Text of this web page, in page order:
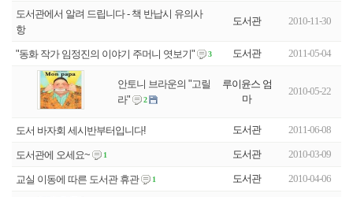
도서관에서 알려 드립니다 - 책 반납시 유의사
항
도서관 2010-11-30
"동화 작가 임정진의 이야기 주머니 엿보기" 3 도서관 2011-05-04
안토니 브라운의 "고릴
라"
2
루이윤스 엄
마
2010-05-22
도서 바자회 세시반부터입니다! 도서관 2011-06-08
도서관에 오세요~ 1 도서관 2010-03-09
교실 이동에 따른 도서관 휴관 1 도서관 2010-04-06